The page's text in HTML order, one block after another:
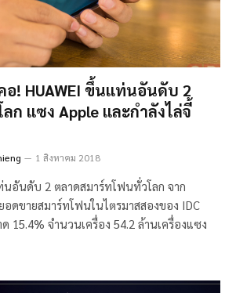
อ! HUAWEI ขึ้นแท่นอันดับ 2
ก แซง Apple และกำลังไล่จี้
1 สิงหาคม 2018
นอันดับ 2 ตลาดสมาร์ทโฟนทั่วโลก จาก
อดขายสมาร์ทโฟนในไตรมาสสองของ IDC
15.4% จำนวนเครื่อง 54.2 ล้านเครื่องแซง